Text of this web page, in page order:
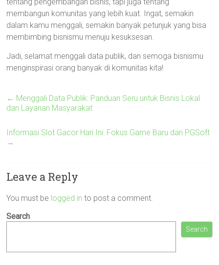
membangun komunitas yang lebih kuat. Ingat, semakin
dalam kamu menggali, semakin banyak petunjuk yang bisa
membimbing bisnismu menuju kesuksesan.
Jadi, selamat menggali data publik, dan semoga bisnismu
menginspirasi orang banyak di komunitas kita!
← Menggali Data Publik: Panduan Seru untuk Bisnis Lokal
dan Layanan Masyarakat
Informasi Slot Gacor Hari Ini: Fokus Game Baru dari PGSoft
→
Leave a Reply
You must be logged in to post a comment.
Search
Search